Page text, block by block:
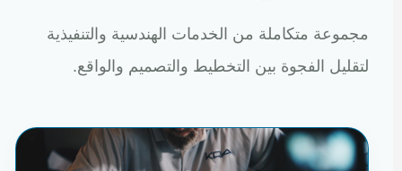
مجموعة متكاملة من الخدمات الهندسية والتنفيذية
لتقليل الفجوة بين التخطيط والتصميم والواقع.